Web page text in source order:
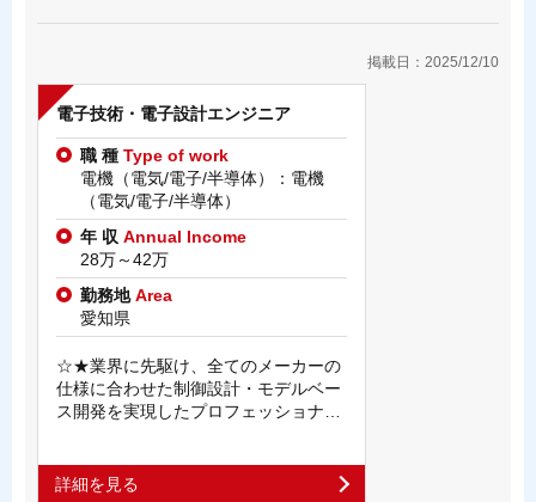
掲載日：2025/12/10
電子技術・電子設計エンジニア
職 種 Type of work
電機（電気/電子/半導体）：電機
（電気/電子/半導体）
年 収 Annual Income
28万～42万
勤務地Area
愛知県
☆★業界に先駆け、全てのメーカーの
仕様に合わせた制御設計・モデルベー
ス開発を実現したプロフェッショナ…
詳細を見る